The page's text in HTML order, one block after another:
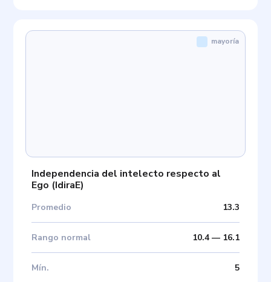
Independencia del intelecto respecto al
Ego (IdiraE)
Promedio 13.3
Rango normal 10.4— 16.1
Mín. 5
mayoría